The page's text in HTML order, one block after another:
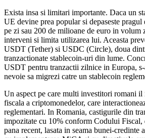
Exista insa si limitari importante. Daca un
UE devine prea popular si depaseste
pe zi sau 200 de milioane de euro in
interveni si limita utilizarea lui. Aceasta
USDT (Tether) si USDC (Circle), doua
tranzactionate stablecoin-uri din lume.
USDT pentru tranzactii zilnice in Europa,
nevoie sa migrezi catre un stablecoin
Un aspect pe care multi investitori romani il
fiscala a criptomonedelor, care
reglementari. In Romania, castigurile din
impozitate cu 10% conform Codului Fiscal,
pana recent, lasata in seama bunei-credinte